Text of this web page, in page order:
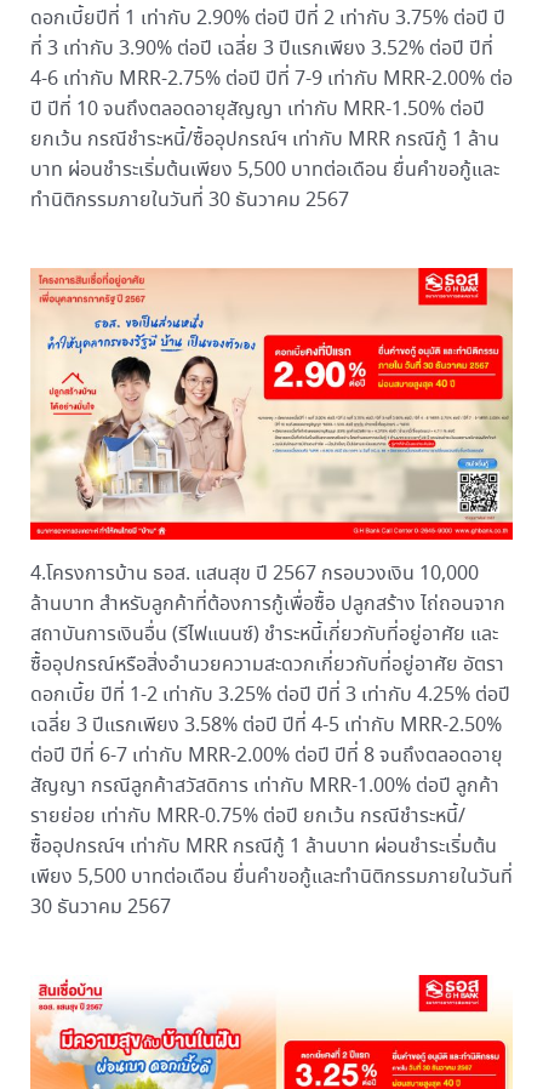
ดอกเบี้ยปีที่ 1 เท่ากับ 2.90% ต่อปี ปีที่ 2 เท่ากับ 3.75% ต่อปี ปี
ที่ 3 เท่ากับ 3.90% ต่อปี เฉลี่ย 3 ปีแรกเพียง 3.52% ต่อปี ปีที่
4-6 เท่ากับ MRR-2.75% ต่อปี ปีที่ 7-9 เท่ากับ MRR-2.00% ต่อ
ปี ปีที่ 10 จนถึงตลอดอายุสัญญา เท่ากับ MRR-1.50% ต่อปี
ยกเว้น กรณีชำระหนี้/ซื้ออุปกรณ์ฯ เท่ากับ MRR กรณีกู้ 1 ล้าน
บาท ผ่อนชำระเริ่มต้นเพียง 5,500 บาทต่อเดือน ยื่นคำขอกู้และ
ทำนิติกรรมภายในวันที่ 30 ธันวาคม 2567
4.โครงการบ้าน ธอส. แสนสุข ปี 2567 กรอบวงเงิน 10,000
ล้านบาท สำหรับลูกค้าที่ต้องการกู้เพื่อซื้อ ปลูกสร้าง ไถ่ถอนจาก
สถาบันการเงินอื่น (รีไฟแนนซ์) ชำระหนี้เกี่ยวกับที่อยู่อาศัย และ
ซื้ออุปกรณ์หรือสิ่งอำนวยความสะดวกเกี่ยวกับที่อยู่อาศัย อัตรา
ดอกเบี้ย ปีที่ 1-2 เท่ากับ 3.25% ต่อปี ปีที่ 3 เท่ากับ 4.25% ต่อปี
เฉลี่ย 3 ปีแรกเพียง 3.58% ต่อปี ปีที่ 4-5 เท่ากับ MRR-2.50%
ต่อปี ปีที่ 6-7 เท่ากับ MRR-2.00% ต่อปี ปีที่ 8 จนถึงตลอดอายุ
สัญญา กรณีลูกค้าสวัสดิการ เท่ากับ MRR-1.00% ต่อปี ลูกค้า
รายย่อย เท่ากับ MRR-0.75% ต่อปี ยกเว้น กรณีชำระหนี้/
ซื้ออุปกรณ์ฯ เท่ากับ MRR กรณีกู้ 1 ล้านบาท ผ่อนชำระเริ่มต้น
เพียง 5,500 บาทต่อเดือน ยื่นคำขอกู้และทำนิติกรรมภายในวันที่
30 ธันวาคม 2567